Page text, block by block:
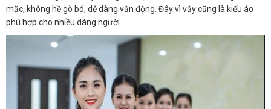
mặc, không hề gò bó, dễ dàng vận động. Đây vì vậy cũng là kiểu áo
phù hợp cho nhiều dáng người.